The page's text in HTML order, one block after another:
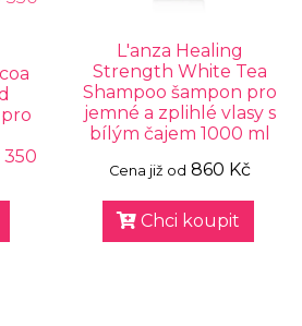
350
L'anza Healing
Strength White Tea
Shampoo šampon pro
jemné a zplihlé vlasy s
bílým čajem 1000 ml
Cena již od 860 Kč
Chci koupit